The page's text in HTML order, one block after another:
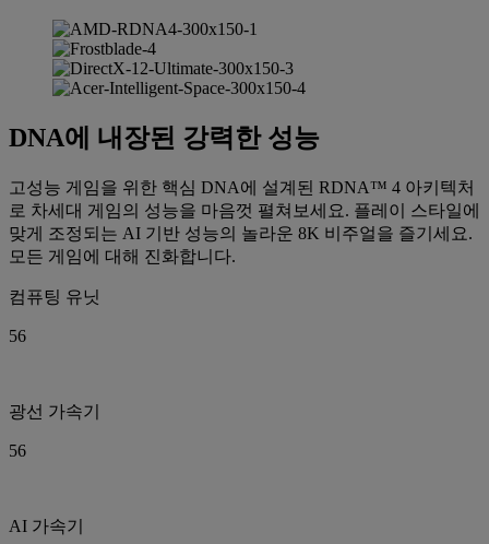
DNA에 내장된 강력한 성능
고성능 게임을 위한 핵심 DNA에 설계된 RDNA™ 4 아키텍처
로 차세대 게임의 성능을 마음껏 펼쳐보세요. 플레이 스타일에
맞게 조정되는 AI 기반 성능의 놀라운 8K 비주얼을 즐기세요.
모든 게임에 대해 진화합니다.
컴퓨팅 유닛
56
광선 가속기
56
AI 가속기